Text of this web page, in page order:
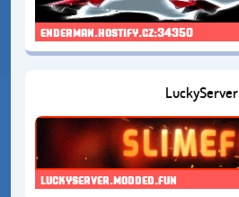
enderman.hostify.cz:34350
LuckyServer
luckyserver.modded.fun